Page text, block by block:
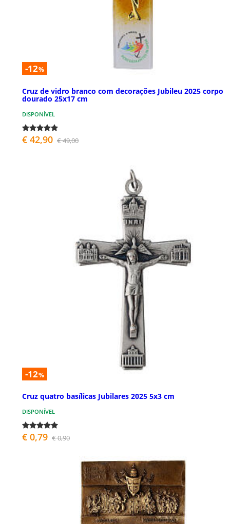
-12%
Cruz de vidro branco com decorações Jubileu 2025 corpo
dourado 25x17 cm
DISPONÍVEL
€ 42,90 € 49,00
-12%
Cruz quatro basílicas Jubilares 2025 5x3 cm
DISPONÍVEL
€ 0,79 € 0,90